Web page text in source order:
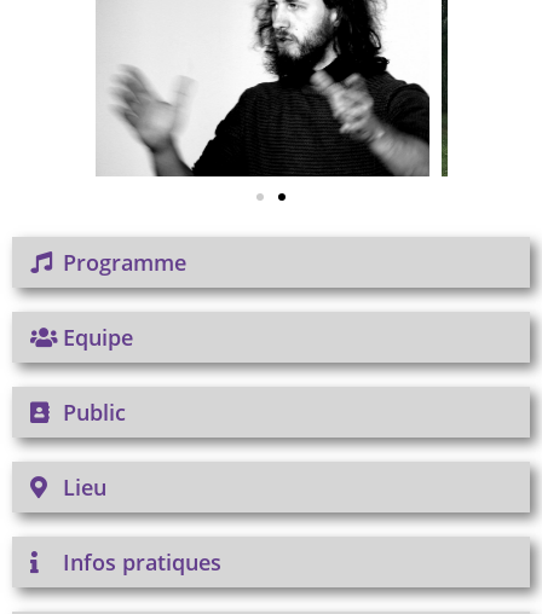
Programme
Equipe
Public
Lieu
Infos pratiques